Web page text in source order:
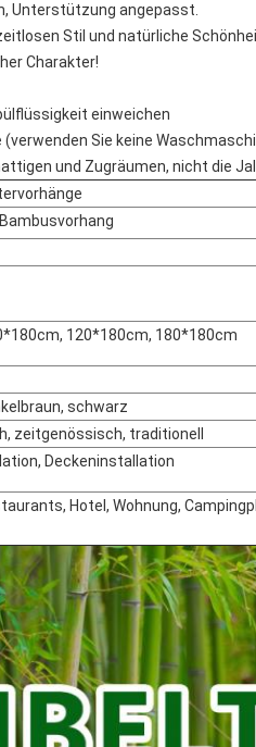
Unterstützung angepasst.
Stil und natürliche
Charakter!
einweichen
Sie keine
und Zugräumen, nicht die
120*180cm, 180*180cm
schwarz
zeitgenössisch, traditionell
Deckeninstallation
Hotel, Wohnung,